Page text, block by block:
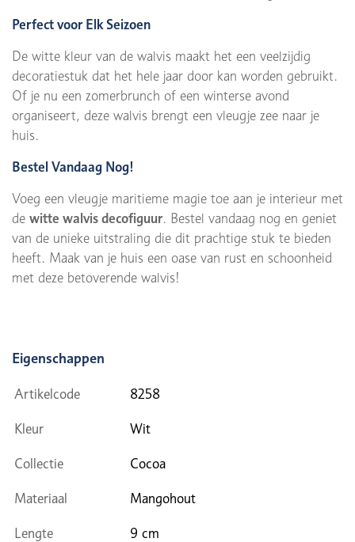
Perfect voor Elk Seizoen
De witte kleur van de walvis maakt het een veelzijdig
decoratiestuk dat het hele jaar door kan worden gebruikt.
Of je nu een zomerbrunch of een winterse avond
organiseert, deze walvis brengt een vleugje zee naar je
huis.
Bestel Vandaag Nog!
Voeg een vleugje maritieme magie toe aan je interieur met
de witte walvis decofiguur. Bestel vandaag nog en geniet
van de unieke uitstraling die dit prachtige stuk te bieden
heeft. Maak van je huis een oase van rust en schoonheid
met deze betoverende walvis!
Eigenschappen
Artikelcode 8258
Kleur Wit
Collectie Cocoa
Materiaal Mangohout
Lengte 9 cm